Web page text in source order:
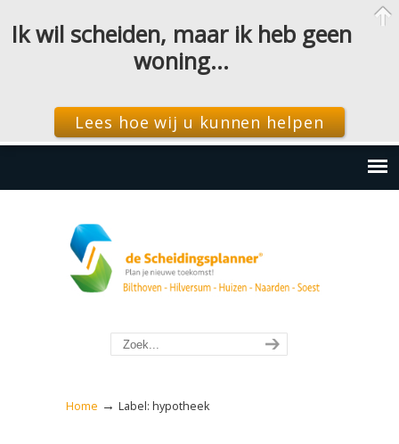
Home → Label: hypotheek
Ik wil scheiden, maar ik heb geen
woning…
Lees hoe wij u kunnen helpen